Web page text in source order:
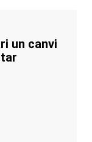
un canvi